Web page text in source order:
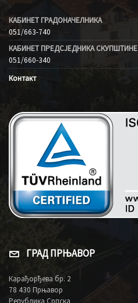
КАБИНЕТ ГРАДОНАЧЕЛНИКА
051/663-740
КАБИНЕТ ПРЕДСЈЕДНИКА СКУПШТИНЕ
051/660-340
Контакт
ГРАД ПРЊАВОР
Карађорђева бр. 2
78 430 Прњавор